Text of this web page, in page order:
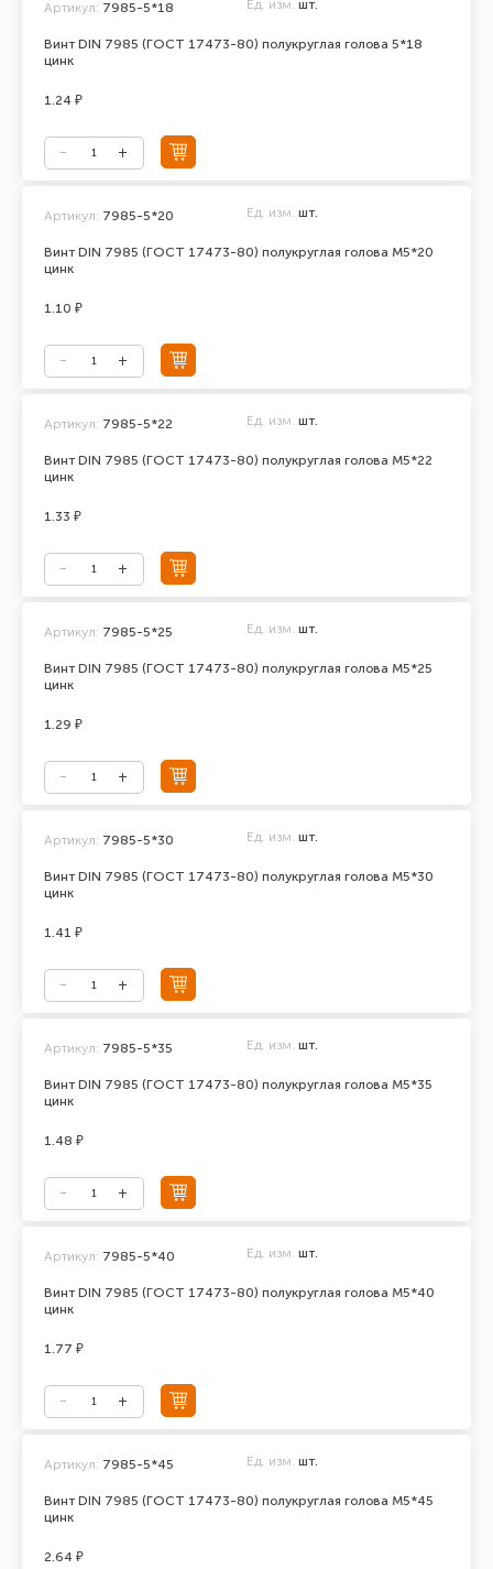
Винт DIN 7985 (ГОСТ 17473-80) полукруглая голова 5*18
цинк
Артикул: 7985-5*18 Ед. изм. шт.
1.24 ₽
Винт DIN 7985 (ГОСТ 17473-80) полукруглая голова М5*20
цинк
Артикул: 7985-5*20 Ед. изм. шт.
1.10 ₽
Винт DIN 7985 (ГОСТ 17473-80) полукруглая голова М5*22
цинк
Артикул: 7985-5*22 Ед. изм. шт.
1.33 ₽
Винт DIN 7985 (ГОСТ 17473-80) полукруглая голова М5*25
цинк
Артикул: 7985-5*25 Ед. изм. шт.
1.29 ₽
Винт DIN 7985 (ГОСТ 17473-80) полукруглая голова М5*30
цинк
Артикул: 7985-5*30 Ед. изм. шт.
1.41 ₽
Винт DIN 7985 (ГОСТ 17473-80) полукруглая голова М5*35
цинк
Артикул: 7985-5*35 Ед. изм. шт.
1.48 ₽
Винт DIN 7985 (ГОСТ 17473-80) полукруглая голова М5*40
цинк
Артикул: 7985-5*40 Ед. изм. шт.
1.77 ₽
Винт DIN 7985 (ГОСТ 17473-80) полукруглая голова М5*45
цинк
Артикул: 7985-5*45 Ед. изм. шт.
2.64 ₽